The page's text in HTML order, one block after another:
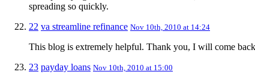
spreading so quickly.
22 va streamline refinance Nov 10th, 2010 at 14:24
This blog is extremely helpful. Thank you, I will come
23 payday loans Nov 10th, 2010 at 15:00